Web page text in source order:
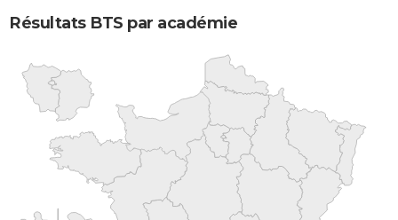
Résultats BTS par académie